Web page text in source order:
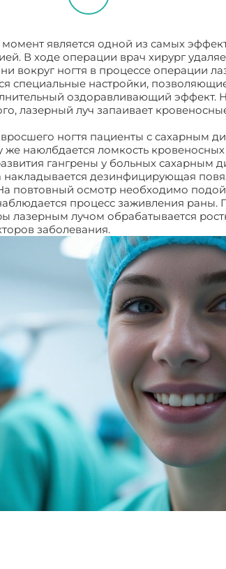
является одной из самых
В ходе операции врач хирург
вокруг ногтя в процессе операции
специальные настройки,
оздоравливающий эффект.
лазерный луч запаивает
ногтя пациенты с сахарным
наюлбдается ломкость
гангрены у больных сахарным
дезинфицирующая
повтовный осмотр необходимо
процесс заживления раны.
лучом обрабатывается
заболевания.